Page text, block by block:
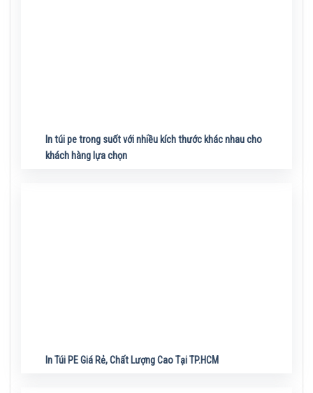
In túi pe trong suốt với nhiều kích thước khác nhau cho
khách hàng lựa chọn
In Túi PE Giá Rẻ, Chất Lượng Cao Tại TP.HCM